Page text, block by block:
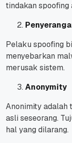
tindakan spoofing
Pelaku spoofing
menyebarkan
merusak sistem.
Anonymity
Anonimity adalah
asli seseorang.
hal yang dilarang.